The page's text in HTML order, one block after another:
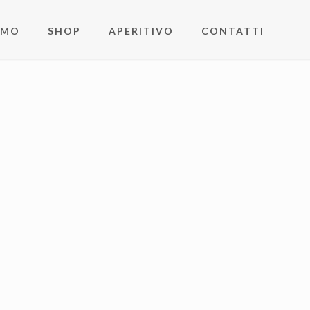
SHOP APERITIVO CONTATTI